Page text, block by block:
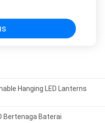
Hanging LED Lanterns
Bertenaga Baterai